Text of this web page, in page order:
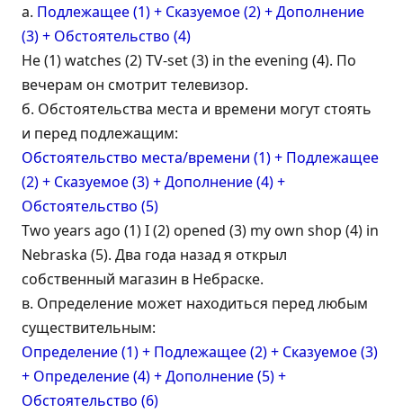
а. Подлежащее (1) + Сказуемое (2) + Дополнение
(3) + Обстоятельство (4)
He (1) watches (2) TV-set (3) in the evening (4). По
вечерам он смотрит телевизор.
б. Обстоятельства места и времени могут стоять
и перед подлежащим:
Обстоятельство места/времени (1) + Подлежащее
(2) + Сказуемое (3) + Дополнение (4) +
Обстоятельство (5)
Two years ago (1) I (2) opened (3) my own shop (4) in
Nebraska (5). Два года назад я открыл
собственный магазин в Небраске.
в. Определение может находиться перед любым
существительным:
Определение (1) + Подлежащее (2) + Сказуемое (3)
+ Определение (4) + Дополнение (5) +
Обстоятельство (6)